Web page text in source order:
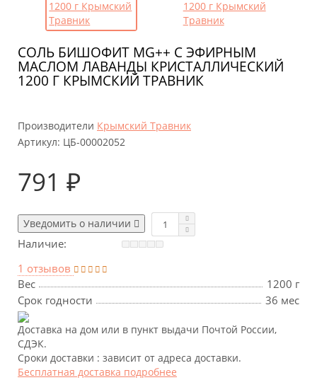
СОЛЬ БИШОФИТ MG++ С ЭФИРНЫМ
МАСЛОМ ЛАВАНДЫ КРИСТАЛЛИЧЕСКИЙ
1200 Г КРЫМСКИЙ ТРАВНИК
Производители Крымский Травник
Артикул: ЦБ-00002052
791 ₽
Уведомить о наличии
Наличие:
1 отзывов
Вес
1200 г
Срок годности
36 мес
Доставка на дом или в пункт выдачи Почтой России,
СДЭК.
Сроки доставки : зависит от адреса доставки.
Бесплатная доставка подробнее